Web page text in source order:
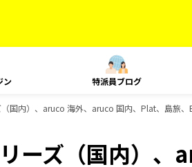
ン 特派員ブログ
国内）、aruco 海外、aruco 国内、Plat、島旅
ーズ（国内）、